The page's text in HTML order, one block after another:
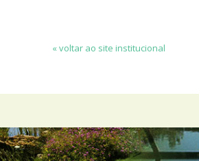
« voltar ao site institucional